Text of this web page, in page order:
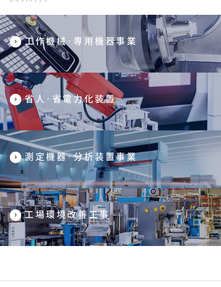
工作機械･専用機器事業
省人･省電力化装置
測定機器･分析装置事業
工場環境改善工事